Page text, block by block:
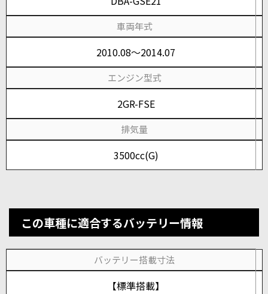
車両年式
2010.08～2014.07
エンジン型式
2GR-FSE
排気量
3500cc(G)
この車種に適合するバッテリー情報
バッテリー搭載寸法
【標準搭載】